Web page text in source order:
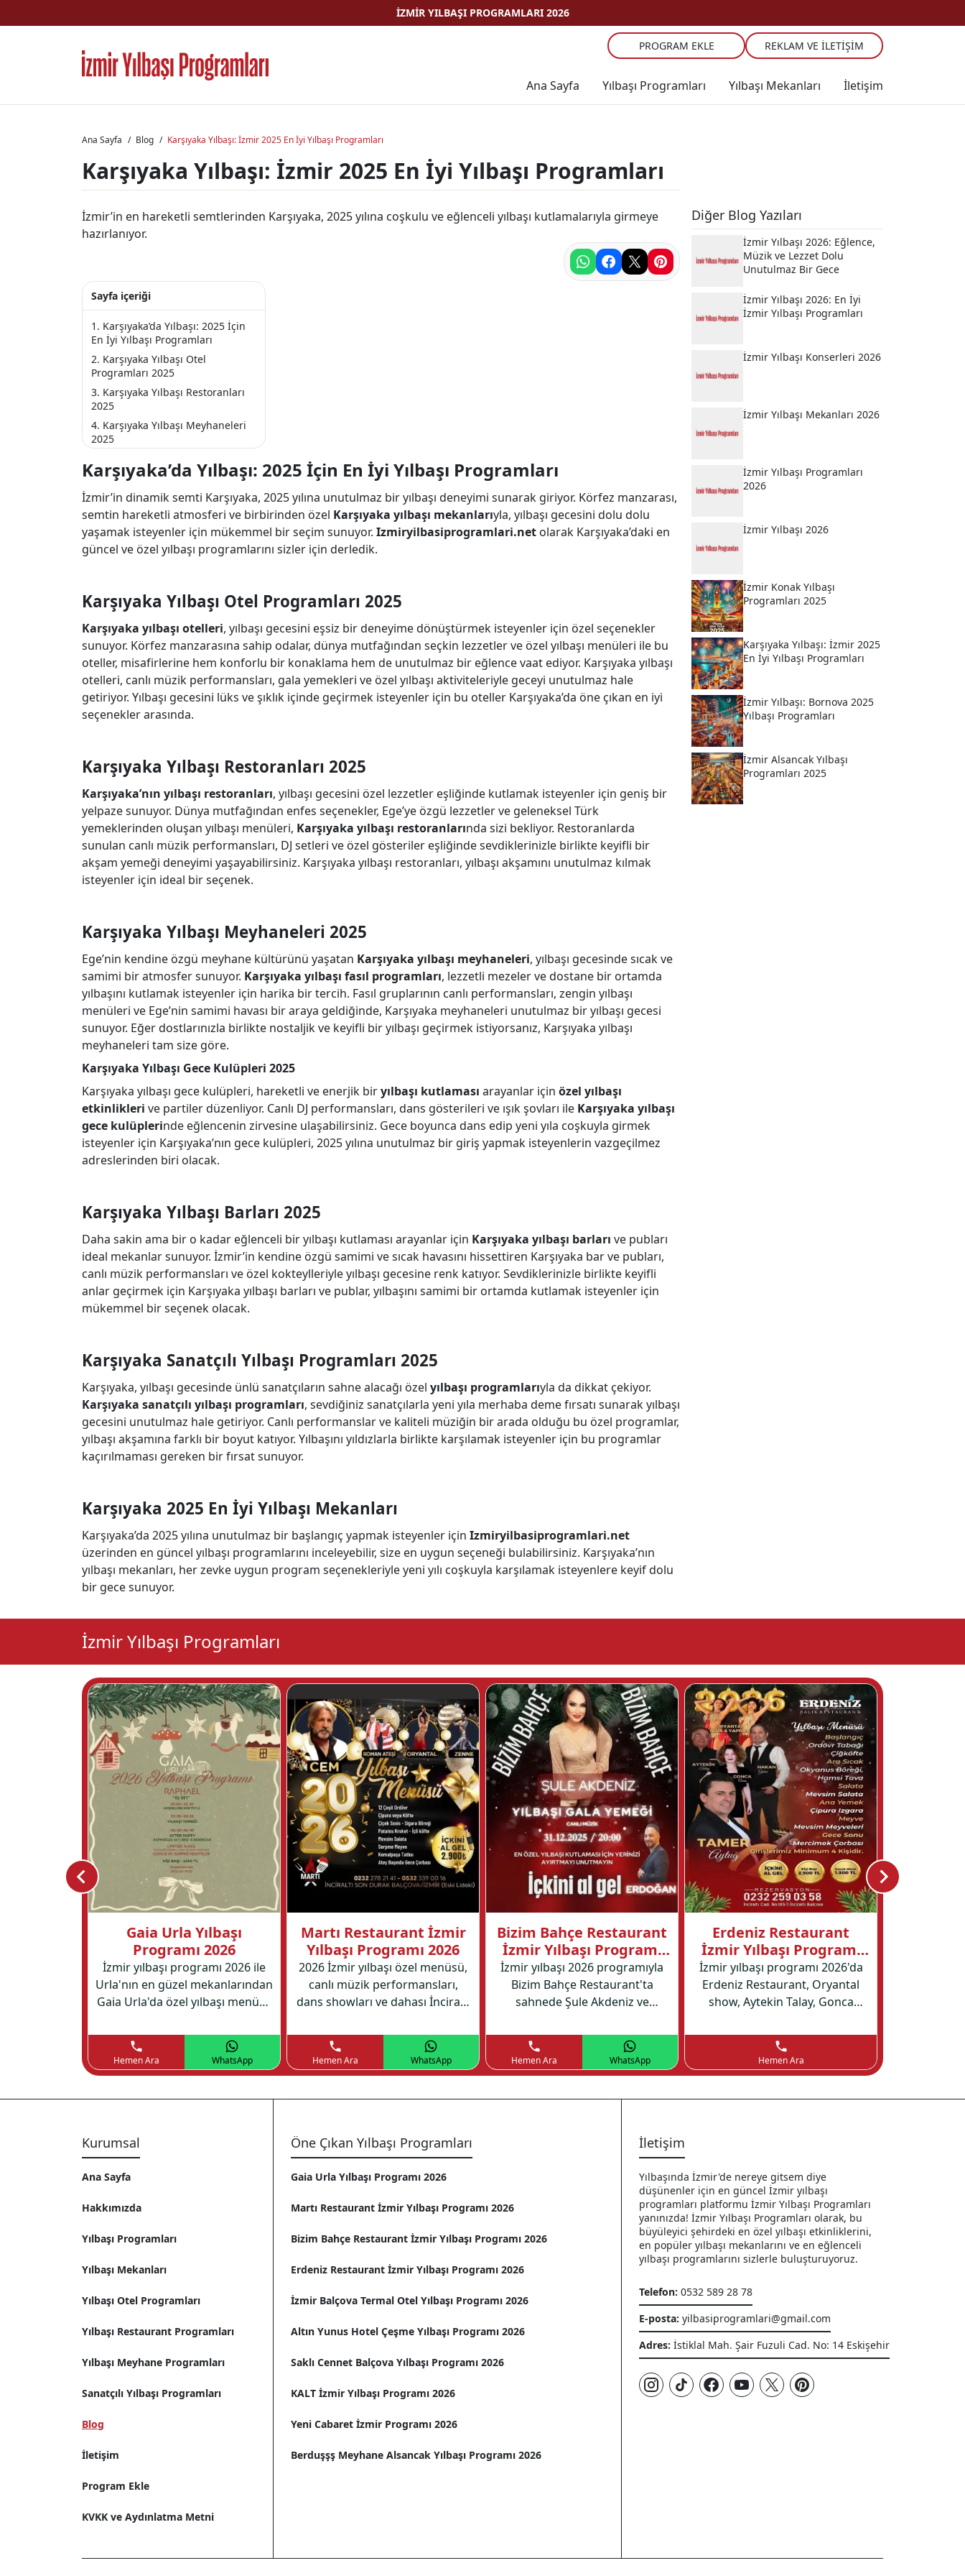
İZMIR YILBAŞI PROGRAMLARI 2026
PROGRAM EKLE REKLAM VE İLETIŞIM
Ana Sayfa Yılbaşı Programları Yılbaşı Mekanları İletişim
Ana Sayfa Blog Karşıyaka Yılbaşı: İzmir 2025 En İyi Yılbaşı Programları
Karşıyaka Yılbaşı: İzmir 2025 En İyi Yılbaşı Programları
İzmir’in en hareketli semtlerinden Karşıyaka, 2025 yılına coşkulu ve eğlenceli yılbaşı kutlamalarıyla girmeye
hazırlanıyor.
Sayfa içeriği
Karşıyaka’da Yılbaşı: 2025 İçin
En İyi Yılbaşı Programları
Karşıyaka Yılbaşı Otel
Programları 2025
Karşıyaka Yılbaşı Restoranları
2025
Karşıyaka Yılbaşı Meyhaneleri
2025
Karşıyaka Sanatçılı Yılbaşı
Programları 2025
Karşıyaka 2025 En İyi Yılbaşı
Mekanları
Karşıyaka’da Yılbaşı: 2025 İçin En İyi Yılbaşı Programları
İzmir’in dinamik semti Karşıyaka, 2025 yılına unutulmaz bir yılbaşı deneyimi sunarak giriyor. Körfez manzarası,
semtin hareketli atmosferi ve birbirinden özel Karşıyaka yılbaşı mekanlarıyla, yılbaşı gecesini dolu dolu
yaşamak isteyenler için mükemmel bir seçim sunuyor. Izmiryilbasiprogramlari.net olarak Karşıyaka’daki en
güncel ve özel yılbaşı programlarını sizler için derledik.
Karşıyaka Yılbaşı Otel Programları 2025
Karşıyaka yılbaşı otelleri, yılbaşı gecesini eşsiz bir deneyime dönüştürmek isteyenler için özel seçenekler
sunuyor. Körfez manzarasına sahip odalar, dünya mutfağından seçkin lezzetler ve özel yılbaşı menüleri ile bu
oteller, misafirlerine hem konforlu bir konaklama hem de unutulmaz bir eğlence vaat ediyor. Karşıyaka yılbaşı
otelleri, canlı müzik performansları, gala yemekleri ve özel yılbaşı aktiviteleriyle geceyi unutulmaz hale
getiriyor. Yılbaşı gecesini lüks ve şıklık içinde geçirmek isteyenler için bu oteller Karşıyaka’da öne çıkan en iyi
seçenekler arasında.
Karşıyaka Yılbaşı Restoranları 2025
Karşıyaka’nın yılbaşı restoranları, yılbaşı gecesini özel lezzetler eşliğinde kutlamak isteyenler için geniş bir
yelpaze sunuyor. Dünya mutfağından enfes seçenekler, Ege’ye özgü lezzetler ve geleneksel Türk
yemeklerinden oluşan yılbaşı menüleri, Karşıyaka yılbaşı restoranlarında sizi bekliyor. Restoranlarda
sunulan canlı müzik performansları, DJ setleri ve özel gösteriler eşliğinde sevdiklerinizle birlikte keyifli bir
akşam yemeği deneyimi yaşayabilirsiniz. Karşıyaka yılbaşı restoranları, yılbaşı akşamını unutulmaz kılmak
isteyenler için ideal bir seçenek.
Karşıyaka Yılbaşı Meyhaneleri 2025
Ege’nin kendine özgü meyhane kültürünü yaşatan Karşıyaka yılbaşı meyhaneleri, yılbaşı gecesinde sıcak ve
samimi bir atmosfer sunuyor. Karşıyaka yılbaşı fasıl programları, lezzetli mezeler ve dostane bir ortamda
yılbaşını kutlamak isteyenler için harika bir tercih. Fasıl gruplarının canlı performansları, zengin yılbaşı
menüleri ve Ege’nin samimi havası bir araya geldiğinde, Karşıyaka meyhaneleri unutulmaz bir yılbaşı gecesi
sunuyor. Eğer dostlarınızla birlikte nostaljik ve keyifli bir yılbaşı geçirmek istiyorsanız, Karşıyaka yılbaşı
meyhaneleri tam size göre.
Karşıyaka Yılbaşı Gece Kulüpleri 2025
Karşıyaka yılbaşı gece kulüpleri, hareketli ve enerjik biryılbaşı kutlaması arayanlar için özel yılbaşı
etkinlikleri ve partiler düzenliyor. Canlı DJ performansları, dans gösterileri ve ışık şovları ile Karşıyaka yılbaşı
gece kulüplerinde eğlencenin zirvesine ulaşabilirsiniz. Gece boyunca dans edip yeni yıla coşkuyla girmek
isteyenler için Karşıyaka’nın gece kulüpleri, 2025 yılına unutulmaz bir giriş yapmak isteyenlerin vazgeçilmez
adreslerinden biri olacak.
Karşıyaka Yılbaşı Barları 2025
Daha sakin ama bir o kadar eğlenceli bir yılbaşı kutlaması arayanlar için Karşıyaka yılbaşı barları ve pubları
ideal mekanlar sunuyor. İzmir’in kendine özgü samimi ve sıcak havasını hissettiren Karşıyaka bar ve pubları,
canlı müzik performansları ve özel kokteylleriyle yılbaşı gecesine renk katıyor. Sevdiklerinizle birlikte keyifli
anlar geçirmek için Karşıyaka yılbaşı barları ve publar, yılbaşını samimi bir ortamda kutlamak isteyenler için
mükemmel bir seçenek olacak.
Karşıyaka Sanatçılı Yılbaşı Programları 2025
Karşıyaka, yılbaşı gecesinde ünlü sanatçıların sahne alacağı özel yılbaşı programlarıyla da dikkat çekiyor.
Karşıyaka sanatçılı yılbaşı programları, sevdiğiniz sanatçılarla yeni yıla merhaba deme fırsatı sunarak yılbaşı
gecesini unutulmaz hale getiriyor. Canlı performanslar ve kaliteli müziğin bir arada olduğu bu özel programlar,
yılbaşı akşamına farklı bir boyut katıyor. Yılbaşını yıldızlarla birlikte karşılamak isteyenler için bu programlar
kaçırılmaması gereken bir fırsat sunuyor.
Karşıyaka 2025 En İyi Yılbaşı Mekanları
Karşıyaka’da 2025 yılına unutulmaz bir başlangıç yapmak isteyenler için Izmiryilbasiprogramlari.net
üzerinden en güncel yılbaşı programlarını inceleyebilir, size en uygun seçeneği bulabilirsiniz. Karşıyaka’nın
yılbaşı mekanları, her zevke uygun program seçenekleriyle yeni yılı coşkuyla karşılamak isteyenlere keyif dolu
bir gece sunuyor.
Diğer Blog Yazıları
İzmir Yılbaşı 2026: Eğlence,
Müzik ve Lezzet Dolu
Unutulmaz Bir Gece
İzmir Yılbaşı 2026: En İyi
İzmir Yılbaşı Programları
İzmir Yılbaşı Konserleri 2026
İzmir Yılbaşı Mekanları 2026
İzmir Yılbaşı Programları
2026
İzmir Yılbaşı 2026
İzmir Konak Yılbaşı
Programları 2025
Karşıyaka Yılbaşı: İzmir 2025
En İyi Yılbaşı Programları
İzmir Yılbaşı: Bornova 2025
Yılbaşı Programları
İzmir Alsancak Yılbaşı
Programları 2025
İzmir Yılbaşı Programları
Gaia Urla Yılbaşı
Programı 2026
İzmir yılbaşı programı 2026 ile
Urla'nın en güzel mekanlarından
Gaia Urla'da özel yılbaşı menüsü
sizi bekliyor.
Hemen Ara WhatsApp
Martı Restaurant İzmir
Yılbaşı Programı 2026
2026 İzmir yılbaşı özel menüsü,
canlı müzik performansları,
dans showları ve dahası İnciraltı
bir program sizleri bekliyor.
Hemen Ara WhatsApp
Bizim Bahçe Restaurant
İzmir Yılbaşı Programı
2026
İzmir yılbaşı 2026 programıyla
Bizim Bahçe Restaurant'ta
sahnede Şule Akdeniz ve
performanslarıyla müziğe ve
eğlenceye doyacaksınız.
Hemen Ara WhatsApp
Erdeniz Restaurant
İzmir Yılbaşı Programı
2026
İzmir yılbaşı programı 2026'da
Erdeniz Restaurant, Oryantal
show, Aytekin Talay, Gonca
performansları ve eşsiz bir
menü ile sizleri bekliyor.
Hemen Ara
Kurumsal
Ana Sayfa
Hakkımızda
Yılbaşı Programları
Yılbaşı Mekanları
Yılbaşı Otel Programları
Yılbaşı Restaurant Programları
Yılbaşı Meyhane Programları
Sanatçılı Yılbaşı Programları
Blog
İletişim
Program Ekle
KVKK ve Aydınlatma Metni
Öne Çıkan Yılbaşı Programları
Gaia Urla Yılbaşı Programı 2026
Martı Restaurant İzmir Yılbaşı Programı 2026
Bizim Bahçe Restaurant İzmir Yılbaşı Programı 2026
Erdeniz Restaurant İzmir Yılbaşı Programı 2026
İzmir Balçova Termal Otel Yılbaşı Programı 2026
Altın Yunus Hotel Çeşme Yılbaşı Programı 2026
Saklı Cennet Balçova Yılbaşı Programı 2026
KALT İzmir Yılbaşı Programı 2026
Yeni Cabaret İzmir Programı 2026
Berduşşş Meyhane Alsancak Yılbaşı Programı 2026
İletişim
Yılbaşında İzmir'de nereye gitsem diye
düşünenler için en güncel İzmir yılbaşı
programları platformu İzmir Yılbaşı Programları
yanınızda! İzmir Yılbaşı Programları olarak, bu
büyüleyici şehirdeki en özel yılbaşı etkinliklerini,
en popüler yılbaşı mekanlarını ve en eğlenceli
yılbaşı programlarını sizlerle buluşturuyoruz.
Telefon: 0532 589 28 78
E-posta: yilbasiprogramlari@gmail.com
Adres: İstiklal Mah. Şair Fuzuli Cad. No: 14 Eskişehir